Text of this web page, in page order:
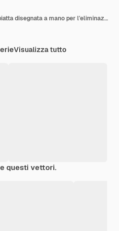
Giornata internazionale piatta disegnata a mano per l'eliminazione della violenza contro le donne raccolta di storie su instagram
Visualizza tutto
questi vettori.